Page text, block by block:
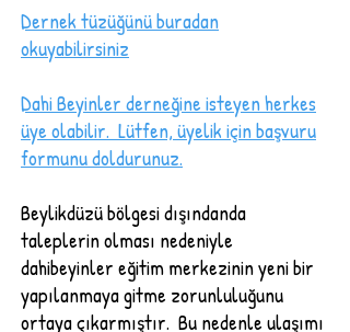
Dernek tüzüğünü buradan
okuyabilirsiniz
Dahi Beyinler derneğine isteyen herkes
üye olabilir. Lütfen, üyelik için başvuru
formunu doldurunuz.
Beylikdüzü bölgesi dışındanda
taleplerin olması nedeniyle
dahibeyinler eğitim merkezinin yeni bir
yapılanmaya gitme zorunluluğunu
ortaya çıkarmıştır. Bu nedenle ulaşımı